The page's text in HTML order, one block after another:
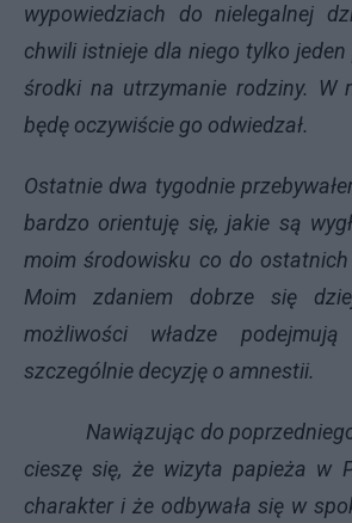
wypowiedziach do nielegalnej
chwili istnieje dla niego tylko
środki na utrzymanie rodziny. W
będę oczywiście go odwiedzał.
Ostatnie dwa tygodnie
bardzo orientuję się, jakie są
moim środowisku co do ostatnich
Moim zdaniem dobrze się
możliwości władze
szczególnie decyzję o amnestii.
Nawiązując do poprzedniego
cieszę się, że wizyta papieża w
charakter i że odbywała się w